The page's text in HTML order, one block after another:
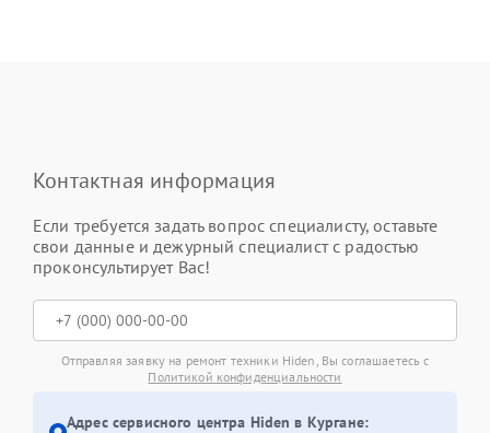
Контактная информация
Если требуется задать вопрос специалисту, оставьте
свои данные и дежурный специалист с радостью
проконсультирует Вас!
Отправляя заявку на ремонт техники Hiden, Вы соглашаетесь с
Политикой конфиденциальности
Адрес сервисного центра Hiden в Кургане: